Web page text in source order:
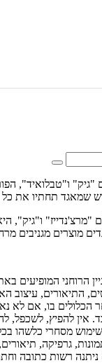
"גיק" ו"טבלואיד",
שמאגד תחתיו את כל
"מרצ'נדייז" ו"גיק",
הרוחני המופיעים
התיאורים, עיצוב
הכלולים בו, אם לא
אין להפיץ, לשכפל,
מסחרי כלשהו
גרפיקה,
רשות כתובה